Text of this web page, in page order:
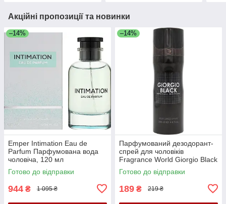
Акційні пропозиції та новинки
–14%
Emper Intimation Eau de
Parfum Парфумована вода
чоловіча, 120 мл
Готово до відправки
944 ₴ 1 095 ₴
–14%
Парфумований дезодорант-
спрей для чоловіків
Fragrance World Giorgio Black
200 ML
Готово до відправки
189 ₴ 219 ₴